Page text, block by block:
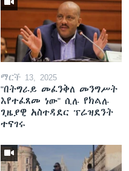
ማርች 13, 2025
"በትግራይ መፈንቅለ መንግሥት
እየተፈጸመ ነው" ሲሉ የክልሉ
ጊዜያዊ አስተዳደር ፕሬዝደንት
ተናገሩ